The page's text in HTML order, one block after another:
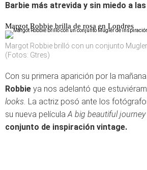
Barbie más atrevida y sin miedo a
Margot Robbie brilla de rosa en Londres
Margot Robbie brilló con un conjunto
(Fotos: Gtres)
Con su primera aparición por la
Robbie ya nos adelantó que
looks. La actriz posó ante los
su nueva películaA big beautiful journey
conjunto de inspiración vintage.